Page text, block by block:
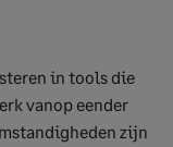
in tools die
vanop eender
zijn